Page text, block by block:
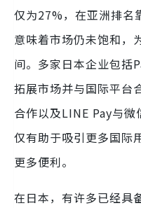
仅为27%，在亚洲排名
意味着市场仍未饱和，
间。多家日本企业包括
拓展市场并与国际平台
合作以及LINE Pay与
仅有助于吸引更多国际
更多便利。
在日本，有许多已经具